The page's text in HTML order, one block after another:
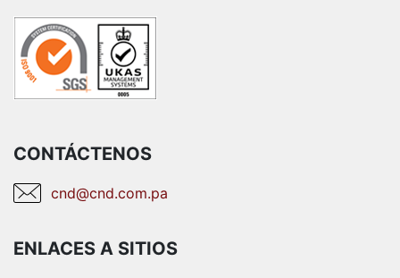
CONTÁCTENOS
cnd@cnd.com.pa
ENLACES A SITIOS